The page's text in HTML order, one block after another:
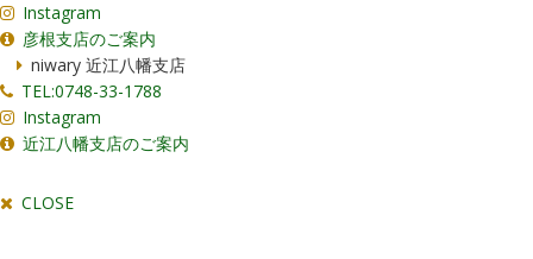
Instagram
彦根支店のご案内
niwary 近江八幡支店
TEL:0748-33-1788
Instagram
近江八幡支店のご案内
CLOSE